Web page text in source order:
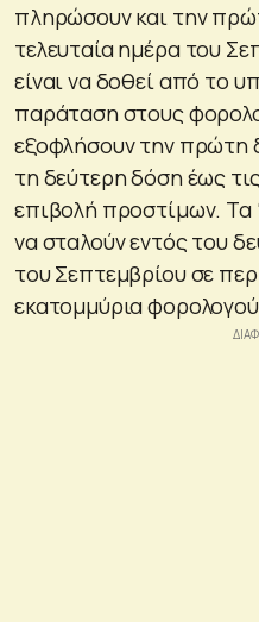
πληρώσουν και την
τελευταία ημέρα του
είναι να δοθεί από το
παράταση στους
εξοφλήσουν την πρώτη
τη δεύτερη δόση έως
επιβολή προστίμων. Τα
να σταλούν εντός του
του Σεπτεμβρίου σε
εκατομμύρια